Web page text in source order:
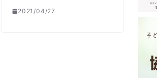
2021/04/27